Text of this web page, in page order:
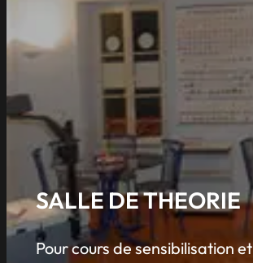
SALLE DE THEORIE
Pour cours de sensibilisation et